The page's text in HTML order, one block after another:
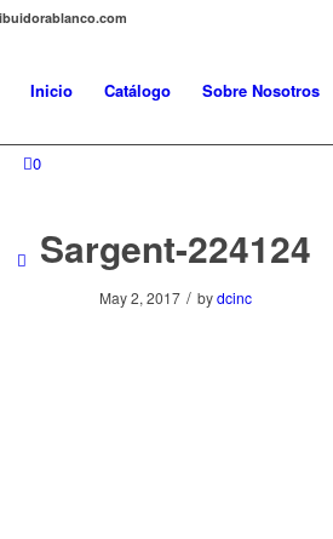
Inicio Catálogo Sobre Nosotros
0
Sargent-224124
May 2, 2017 / bydcinc